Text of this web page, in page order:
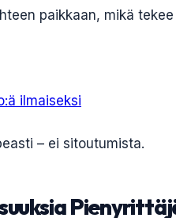
paikkaan, mikä
ilmaiseksi
– ei sitoutumista.